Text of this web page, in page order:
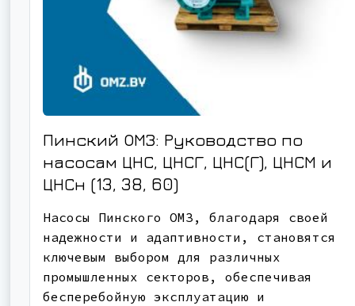
Пинский ОМЗ: Руководство по
насосам ЦНС, ЦНСГ, ЦНС(Г), ЦНСМ и
ЦНСн (13, 38, 60)
Насосы Пинского ОМЗ, благодаря своей
надежности и адаптивности, становятся
ключевым выбором для различных
промышленных секторов, обеспечивая
бесперебойную эксплуатацию и